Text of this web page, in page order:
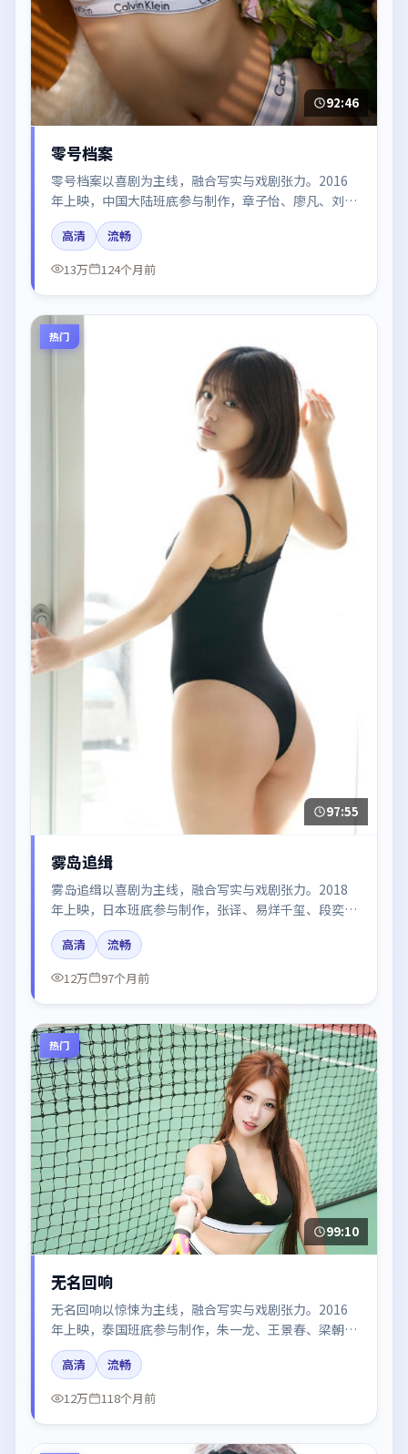
92:46
零号档案
零号档案以喜剧为主线，融合写实与戏剧张力。2016
年上映，中国大陆班底参与制作，章子怡、廖凡、刘亦
菲在片中呈现细腻表演，影像风格统一，配乐与剪辑强
化了情绪曲线。
高清
流畅
13万
124个月前
热门
97:55
雾岛追缉
雾岛追缉以喜剧为主线，融合写实与戏剧张力。2018
年上映，日本班底参与制作，张译、易烊千玺、段奕
宏、肖战、木村拓哉在片中呈现细腻表演，影像风格统
一，配乐与剪辑强化了情绪曲线。
高清
流畅
12万
97个月前
热门
99:10
无名回响
无名回响以惊悚为主线，融合写实与戏剧张力。2016
年上映，泰国班底参与制作，朱一龙、王景春、梁朝伟
在片中呈现细腻表演，影像风格统一，配乐与剪辑强化
了情绪曲线。
高清
流畅
12万
118个月前